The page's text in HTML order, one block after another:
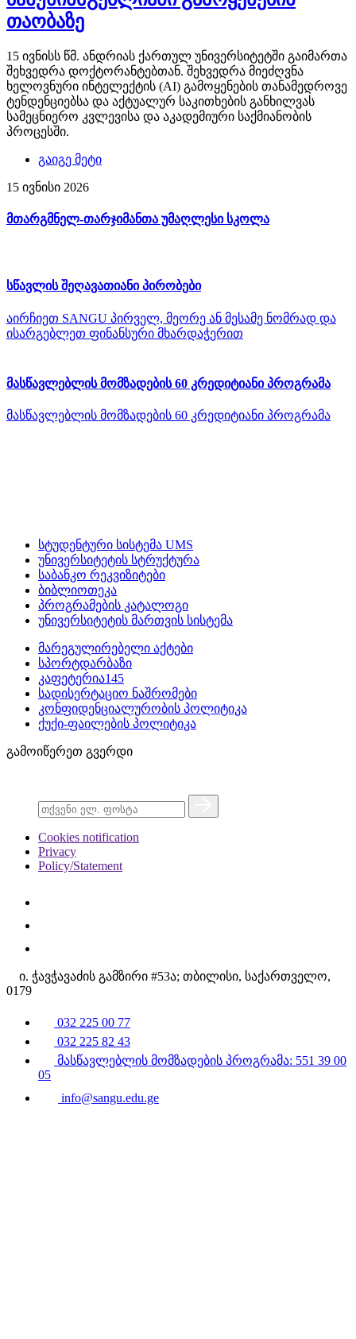
თაობაზე
15 ივნისს წმ. ანდრიას ქართულ უნივერსიტეტში გაიმართა
შეხვედრა დოქტორანტებთან. შეხვედრა მიეძღვნა
ხელოვნური ინტელექტის (AI) გამოყენების თანამედროვე
ტენდენციებსა და აქტუალურ საკითხების განხილვას
სამეცნიერო კვლევისა და აკადემიური საქმიანობის
პროცესში.
გაიგე მეტი
15 ივნისი 2026
მთარგმნელ-თარჯიმანთა უმაღლესი სკოლა
სწავლის შეღავათიანი პირობები
აირჩიეთ SANGU პირველ, მეორე ან მესამე ნომრად და
ისარგებლეთ ფინანსური მხარდაჭერით
მასწავლებლის მომზადების 60 კრედიტიანი პროგრამა
მასწავლებლის მომზადების 60 კრედიტიანი პროგრამა
სტუდენტური სისტემა UMS
უნივერსიტეტის სტრუქტურა
საბანკო რეკვიზიტები
ბიბლიოთეკა
პროგრამების კატალოგი
უნივერსიტეტის მართვის სისტემა
მარეგულირებელი აქტები
სპორტდარბაზი
კაფეტერია145
სადისერტაციო ნაშრომები
კონფიდენციალურობის პოლიტიკა
ქუქი-ფაილების პოლიტიკა
გამოიწერეთ გვერდი
Cookies notification
Privacy
Policy/Statement
ი. ჭავჭავაძის გამზირი #53ა; თბილისი, საქართველო,
0179
032 225 00 77
032 225 82 43
მასწავლებლის მომზადების პროგრამა: 551 39 00
05
info@sangu.edu.ge